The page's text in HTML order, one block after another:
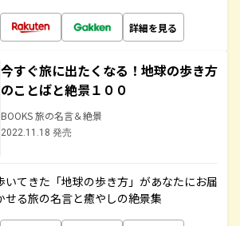
詳細を見る
今すぐ旅に出たくなる！地球の歩き方
のことばと絶景１００
BOOKS 旅の名言＆絶景
2022.11.18 発売
いてきた「地球の歩き方」があなたにお届
せる旅の名言と癒やしの絶景集